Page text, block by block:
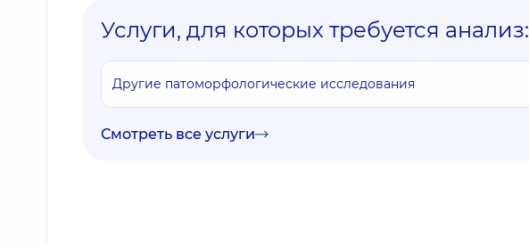
Услуги, для которых требуется анализ:
Другие патоморфологические исследования
Смотреть все услуги